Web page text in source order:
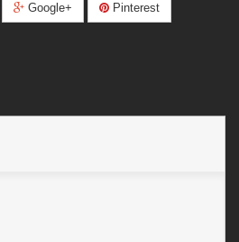
Google+ Pinterest